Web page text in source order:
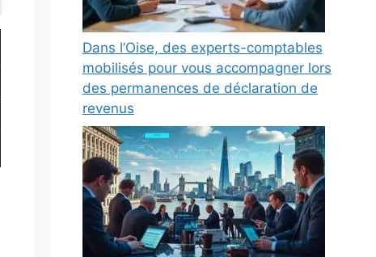
Dans l’Oise, des experts-comptables
mobilisés pour vous accompagner lors
des permanences de déclaration de
revenus